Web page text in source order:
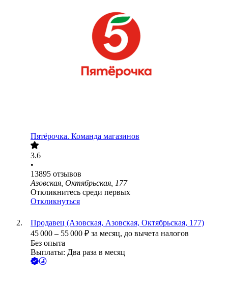
Пятёрочка. Команда магазинов
3.6
•
13895 отзывов
Азовская, Октябрьская, 177
Откликнитесь среди первых
Откликнуться
Продавец (Азовская, Азовская, Октябрьская, 177)
45 000 – 55 000 ₽ за месяц, до вычета налогов
Без опыта
Выплаты: Два раза в месяц